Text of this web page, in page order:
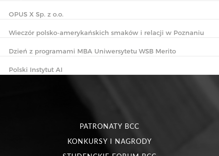
OPUS X Sp. z o.o.
Wieczór polsko-amerykańskich smaków i relacji w Poznaniu
Dzień z programami MBA Uniwersytetu WSB Merito
Polski Instytut AI
PATRONATY BCC
KONKURSY I NAGRODY